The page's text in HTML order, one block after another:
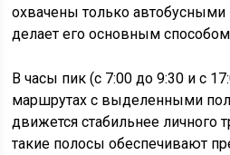
охвачены только
делает его основным
В часы пик (с 7:00 до 9:30 и с
маршрутах с выделенными
движется стабильнее личного
такие полосы обеспечивают